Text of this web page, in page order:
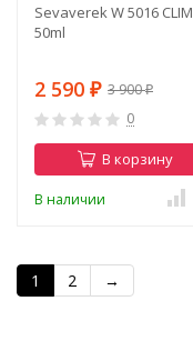
Sevaverek W 5016
50ml
2 590 ₽ 3 900₽
0
В корзину
В наличии
1 2 →